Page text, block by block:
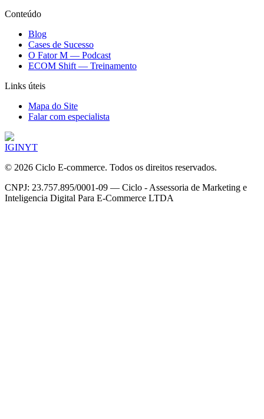
Conteúdo
Blog
Cases de Sucesso
O Fator M — Podcast
ECOM Shift — Treinamento
Links úteis
Mapa do Site
Falar com especialista
IGINYT
© 2026 Ciclo E-commerce. Todos os direitos reservados.
CNPJ: 23.757.895/0001-09 — Ciclo - Assessoria de Marketing e
Inteligencia Digital Para E-Commerce LTDA